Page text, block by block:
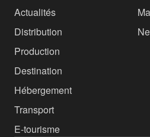
Actualités
Distribution
Production
Destination
Hébergement
Transport
E-tourisme